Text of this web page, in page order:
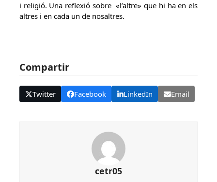
i religió. Una reflexió sobre «l’altre» que hi ha en els
altres i en cada un de nosaltres.
Compartir
Twitter Facebook LinkedIn Email
cetr05